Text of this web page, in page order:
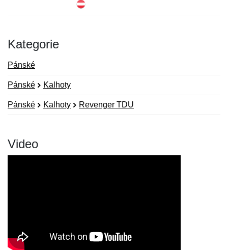
Kategorie
Pánské
Pánské Kalhoty
Pánské Kalhoty Revenger TDU
Video